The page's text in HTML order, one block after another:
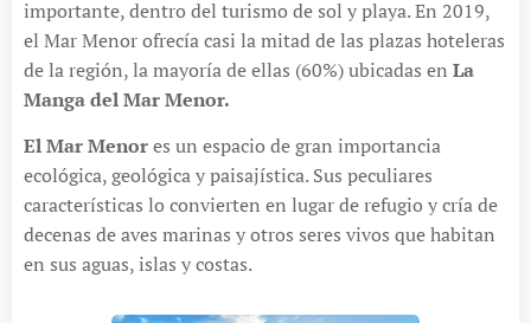
importante, dentro del turismo de sol y playa. En 2019,
el Mar Menor ofrecía casi la mitad de las plazas hoteleras
de la región, la mayoría de ellas (60%) ubicadas en La
Manga del Mar Menor.
El Mar Menores un espacio de gran importancia
ecológica, geológica y paisajística. Sus peculiares
características lo convierten en lugar de refugio y cría de
decenas de aves marinas y otros seres vivos que habitan
en sus aguas, islas y costas.